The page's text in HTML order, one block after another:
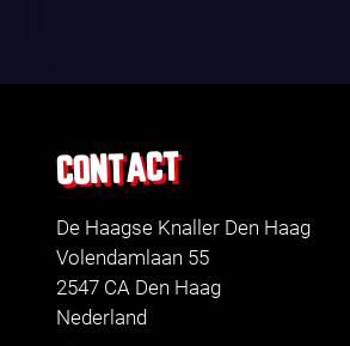
CONTACT
De Haagse Knaller Den Haag
Volendamlaan 55
2547 CA Den Haag
Nederland